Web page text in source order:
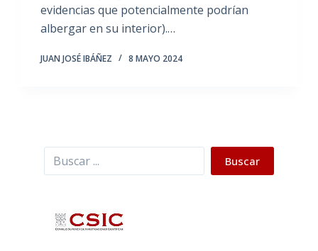
evidencias que potencialmente podrían
albergar en su interior).…
JUAN JOSÉ IBÁÑEZ 8 MAYO 2024
Buscar Buscar